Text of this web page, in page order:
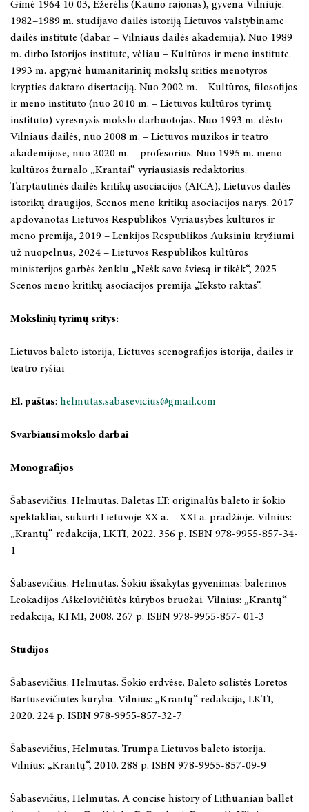
Gimė 1964 10 03, Ežerėlis (Kauno rajonas), gyvena Vilniuje.
1982–1989 m. studijavo dailės istoriją Lietuvos valstybiname
dailės institute (dabar – Vilniaus dailės akademija). Nuo 1989
m. dirbo Istorijos institute, vėliau – Kultūros ir meno institute.
1993 m. apgynė humanitarinių mokslų srities menotyros
krypties daktaro disertaciją. Nuo 2002 m. – Kultūros, filosofijos
ir meno instituto (nuo 2010 m. – Lietuvos kultūros tyrimų
instituto) vyresnysis mokslo darbuotojas. Nuo 1993 m. dėsto
Vilniaus dailės, nuo 2008 m. – Lietuvos muzikos ir teatro
akademijose, nuo 2020 m. – profesorius. Nuo 1995 m. meno
kultūros žurnalo „Krantai“ vyriausiasis redaktorius.
Tarptautinės dailės kritikų asociacijos (AICA), Lietuvos dailės
istorikų draugijos, Scenos meno kritikų asociacijos narys. 2017
apdovanotas Lietuvos Respublikos Vyriausybės kultūros ir
meno premija, 2019 – Lenkijos Respublikos Auksiniu kryžiumi
už nuopelnus, 2024 – Lietuvos Respublikos kultūros
ministerijos garbės ženklu „Nešk savo šviesą ir tikėk“, 2025 –
Scenos meno kritikų asociacijos premija „Teksto raktas“.
Mokslinių tyrimų sritys:
Lietuvos baleto istorija, Lietuvos scenografijos istorija, dailės ir
teatro ryšiai
El. paštas: helmutas.sabasevicius@gmail.com
Svarbiausi mokslo darbai
Monografijos
Šabasevičius. Helmutas. Baletas LT: originalūs baleto ir šokio
spektakliai, sukurti Lietuvoje XX a. – XXI a. pradžioje. Vilnius:
„Krantų“ redakcija, LKTI, 2022. 356 p. ISBN 978-9955-857-34-
1
Šabasevičius. Helmutas. Šokiu išsakytas gyvenimas: balerinos
Leokadijos Aškelovičiūtės kūrybos bruožai. Vilnius: „Krantų“
redakcija, KFMI, 2008. 267 p. ISBN 978-9955-857- 01-3
Studijos
Šabasevičius. Helmutas. Šokio erdvėse. Baleto solistės Loretos
Bartusevičiūtės kūryba. Vilnius: „Krantų“ redakcija, LKTI,
2020. 224 p. ISBN 978-9955-857-32-7
Šabasevičius, Helmutas. Trumpa Lietuvos baleto istorija.
Vilnius: „Krantų“, 2010. 288 p. ISBN 978-9955-857-09-9
Šabasevičius, Helmutas. A concise history of Lithuanian ballet